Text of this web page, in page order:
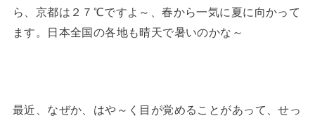
ら、京都は２７℃ですよ～、春から一気に夏に向かって
ます。日本全国の各地も晴天で暑いのかな～
最近、なぜか、はや～く目が覚めることがあって、せっ